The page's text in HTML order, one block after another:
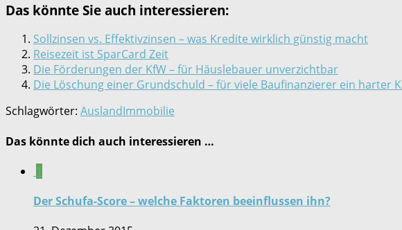
Das könnte Sie auch interessieren:
Sollzinsen vs. Effektivzinsen – was Kredite wirklich günstig macht
Reisezeit ist SparCard Zeit
Die Förderungen der KfW – für Häuslebauer unverzichtbar
Die Löschung einer Grundschuld – für viele Baufinanzierer ein harter
Schlagwörter: AuslandImmobilie
Das könnte dich auch interessieren …
1
Der Schufa-Score – welche Faktoren beeinflussen ihn?